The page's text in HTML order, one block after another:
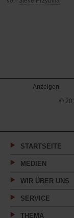
Anzeigen
©
STARTSEITE
MEDIEN
WIR ÜBER UNS
SERVICE
THEMA